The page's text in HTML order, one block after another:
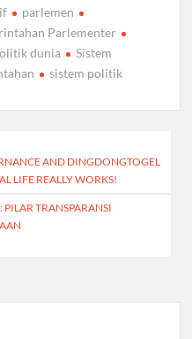
parlemen
Parlementer
dunia
Sistem
sistem politik
AND DINGDONGTOGEL
LIFE REALLY WORKS!
TRANSPARANSI